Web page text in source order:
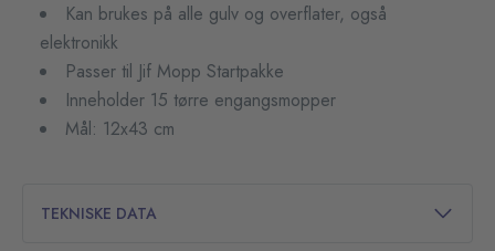
Kan brukes på alle gulv og overflater, også
elektronikk
Passer til Jif Mopp Startpakke
Inneholder 15 tørre engangsmopper
Mål: 12x43 cm
TEKNISKE DATA